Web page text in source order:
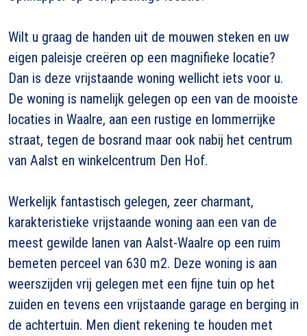
Wilt u graag de handen uit de mouwen steken en uw
eigen paleisje creëren op een magnifieke locatie?
Dan is deze vrijstaande woning wellicht iets voor u.
De woning is namelijk gelegen op een van de mooiste
locaties in Waalre, aan een rustige en lommerrijke
straat, tegen de bosrand maar ook nabij het centrum
van Aalst en winkelcentrum Den Hof.
Werkelijk fantastisch gelegen, zeer charmant,
karakteristieke vrijstaande woning aan een van de
meest gewilde lanen van Aalst-Waalre op een ruim
bemeten perceel van 630 m2. Deze woning is aan
weerszijden vrij gelegen met een fijne tuin op het
zuiden en tevens een vrijstaande garage en berging in
de achtertuin. Men dient rekening te houden met